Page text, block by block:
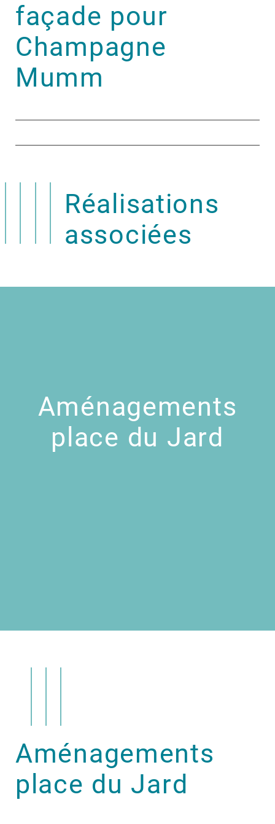
façade pour
Champagne
Mumm
Réalisations
associées
Aménagements
place du Jard
Aménagements
place du Jard